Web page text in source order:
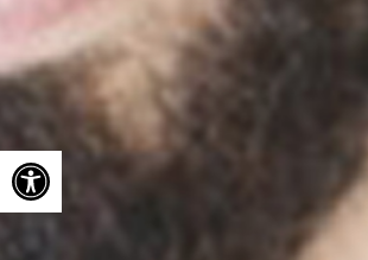
Ouvrir la barre d’outils